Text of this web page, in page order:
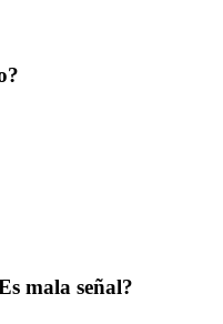
mala señal?